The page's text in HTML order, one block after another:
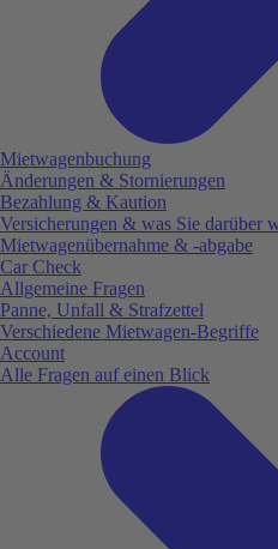
Mietwagenbuchung
Änderungen & Stornierungen
Bezahlung & Kaution
Versicherungen & was Sie darüber
Mietwagenübernahme & -abgabe
Car Check
Allgemeine Fragen
Panne, Unfall & Strafzettel
Verschiedene Mietwagen-Begriffe
Account
Alle Fragen auf einen Blick